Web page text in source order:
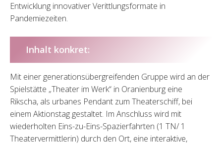
Entwicklung innovativer Verittlungsformate in
Pandemiezeiten.
Inhalt konkret:
Mit einer generationsübergreifenden Gruppe wird an der
Spielstätte „Theater im Werk“ in Oranienburg eine
Rikscha, als urbanes Pendant zum Theaterschiff, bei
einem Aktionstag gestaltet. Im Anschluss wird mit
wiederholten Eins-zu-Eins-Spazierfahrten (1 TN/ 1
Theatervermittlerin) durch den Ort, eine interaktive,